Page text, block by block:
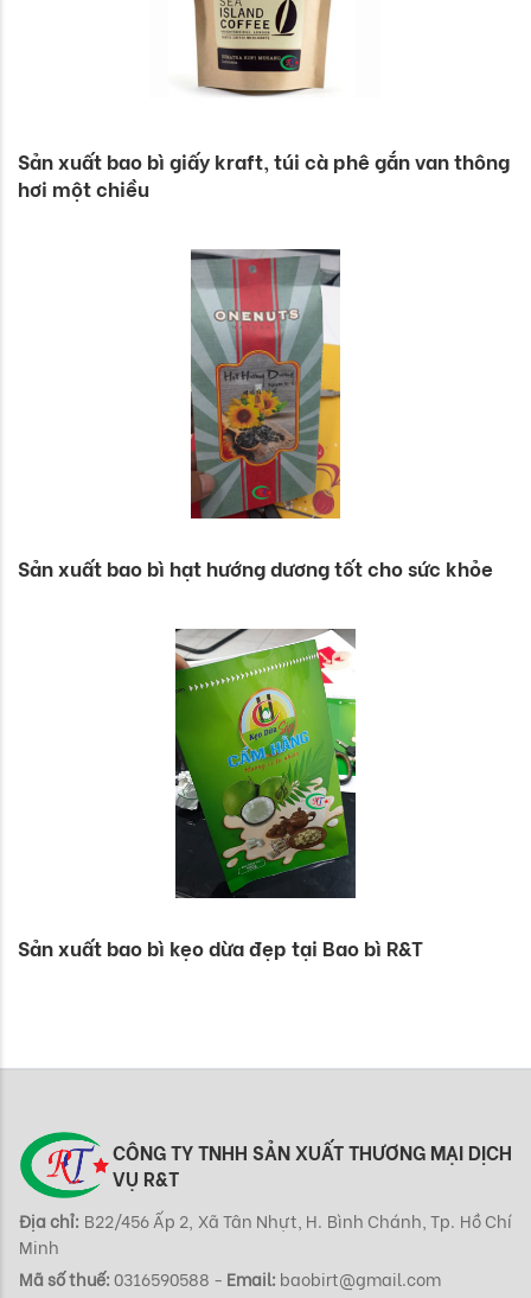
Sản xuất bao bì giấy kraft, túi cà phê gắn van thông
hơi một chiều
Sản xuất bao bì hạt hướng dương tốt cho sức khỏe
Sản xuất bao bì kẹo dừa đẹp tại Bao bì R&T
CÔNG TY TNHH SẢN XUẤT THƯƠNG MẠI DỊCH
VỤ R&T
Địa chỉ: B22/456 Ấp 2, Xã Tân Nhựt, H. Bình Chánh, Tp. Hồ Chí
Minh
Mã số thuế:0316590588 - Email: baobirt@gmail.com